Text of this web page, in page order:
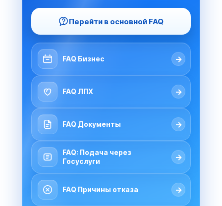
Перейти в основной FAQ
FAQ Бизнес →
FAQ ЛПХ →
FAQ Документы →
FAQ: Подача через
Госуслуги
→
FAQ Причины отказа →